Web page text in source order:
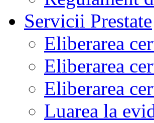
Servicii Prestate
Eliberarea
Eliberarea
Eliberarea
Luarea la